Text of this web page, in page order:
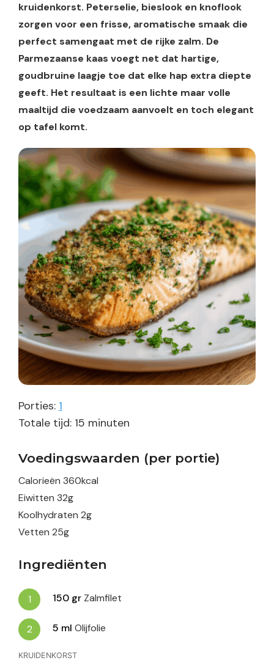
kruidenkorst. Peterselie, bieslook en knoflook
zorgen voor een frisse, aromatische smaak die
perfect samengaat met de rijke zalm. De
Parmezaanse kaas voegt net dat hartige,
goudbruine laagje toe dat elke hap extra diepte
geeft. Het resultaat is een lichte maar volle
maaltijd die voedzaam aanvoelt en toch elegant
op tafel komt.
Porties: 1
Totale tijd: 15 minuten
minuten
Voedingswaarden (per portie)
Calorieën 360kcal
Eiwitten 32g
Koolhydraten 2g
Vetten 25g
Ingrediënten
150 gr Zalmfilet
5 ml Olijfolie
KRUIDENKORST